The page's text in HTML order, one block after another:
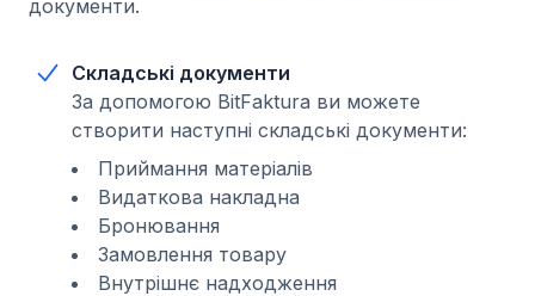
документи.
Складські документи
За допомогою BitFaktura ви можете
створити наступні складські документи:
Приймання матеріалів
Видаткова накладна
Бронювання
Замовлення товару
Внутрішнє надходження